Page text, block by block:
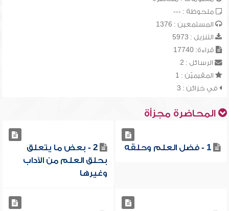
ملحوظة : ---
المستمعين : 1376
التنزيل : 5973
قراءة: 17740
الرسائل : 2
المقيميّن : 1
في خزائن : 3
المحاضرة مجزأة
1 - فضل العلم وحلقه
2 - بعض ما يتعلق
بحلق العلم من الآداب
وغيرها